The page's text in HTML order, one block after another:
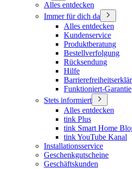
Alles entdecken
Immer für dich da
Alles entdecken
Kundenservice
Produktberatung
Bestellverfolgung
Rücksendung
Hilfe
Funktioniert-Garantie
Stets informiert
Alles entdecken
tink Plus
tink Smart Home
tink YouTube Kanal
Installationsservice
Geschenkgutscheine
Geschäftskunden